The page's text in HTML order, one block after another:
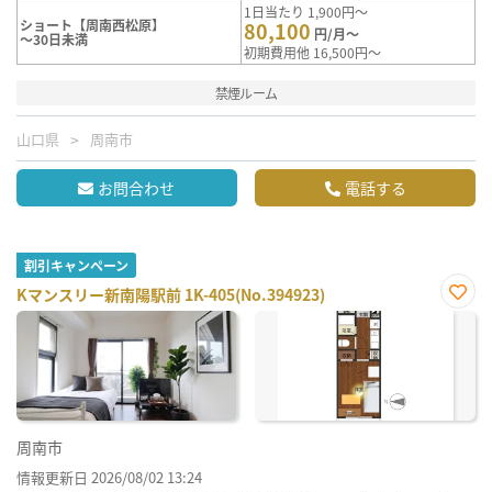
ショート【周南西松原】
～30日未満
1日当たり 1,900円～
80,100 円/月～
初期費用他 16,500円～
禁煙ルーム
山口県 周南市
お問合わせ 電話する
割引キャンペーン
Kマンスリー新南陽駅前 1K-405(No.394923)
お気
周南市
情報更新日 2026/08/02 13:24